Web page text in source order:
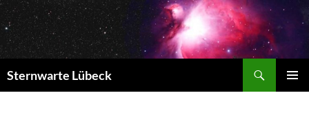
Zum
Inhalt
springen
Sternwarte Lübeck